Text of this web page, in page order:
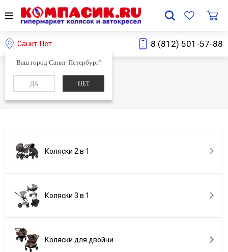
Санкт-Петербург
Ваш город Санкт-Петербург?
ДА НЕТ
8 (812) 501-57-88
Главная Каталог
Каталог
Коляски 2 в 1
Коляски 3 в 1
Коляски для двойни